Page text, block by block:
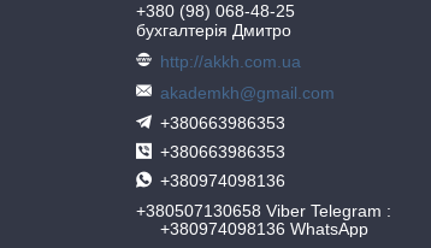
+380 (98) 068-48-25
бухгалтерія Дмитро
http://akkh.com.ua
akademkh@gmail.com
+380663986353
+380663986353
+380974098136
+380507130658 Viber Telegram
+380974098136 WhatsApp